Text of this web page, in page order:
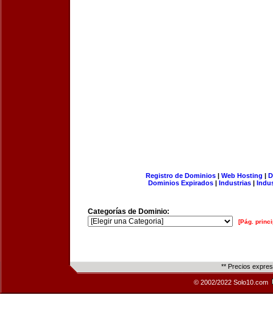
Registro de Dominios| Web Hosting |
Dominios Expirados | Industrias |
Categorías de Dominio:
[Pág.
** Precios
© 2002/2022 Solo10.com